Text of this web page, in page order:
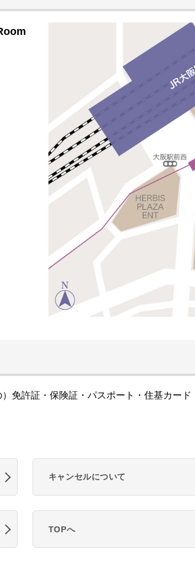
免許証・保険証・パスポート・住基カード
キャンセルについて
TOPへ